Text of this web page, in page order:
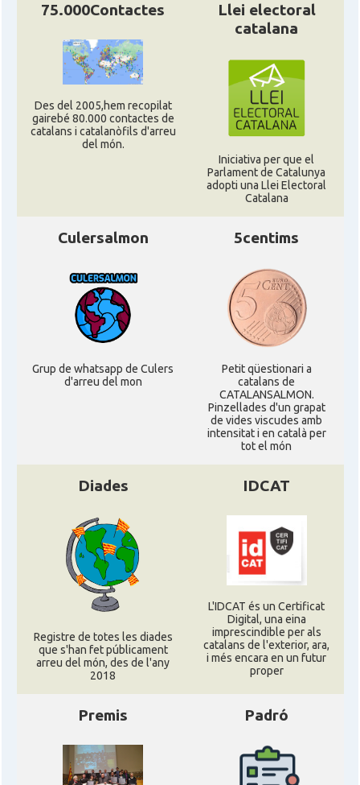
75.000Contactes
Des del 2005,hem recopilat
gairebé 80.000 contactes de
catalans i catalanòfils d'arreu
del món.
Llei electoral
catalana
Iniciativa per que el
Parlament de Catalunya
adopti una Llei Electoral
Catalana
Culersalmon
Grup de whatsapp de Culers
d'arreu del mon
5centims
Petit qüestionari a
catalans de
CATALANSALMON.
Pinzellades d'un grapat
de vides viscudes amb
intensitat i en català per
tot el món
Diades
Registre de totes les diades
que s'han fet públicament
arreu del món, des de l'any
2018
IDCAT
L'IDCAT és un Certificat
Digital, una eina
imprescindible per als
catalans de l'exterior, ara,
i més encara en un futur
proper
Premis Padró